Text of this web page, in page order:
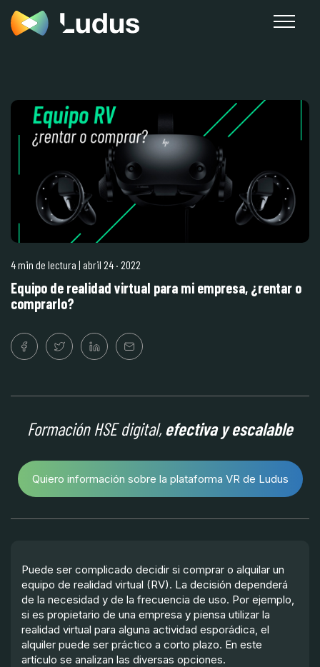
4 min de lectura | abril 24 · 2022
Equipo de realidad virtual para mi empresa, ¿rentar o
comprarlo?
Formación HSE digital,efectiva y escalable
Quiero información sobre la plataforma VR de Ludus
Puede ser complicado decidir si comprar o alquilar un
equipo de realidad virtual (RV). La decisión dependerá
de la necesidad y de la frecuencia de uso. Por ejemplo,
si es propietario de una empresa y piensa utilizar la
realidad virtual para alguna actividad esporádica, el
alquiler puede ser práctico a corto plazo. En este
artículo se analizan las diversas opciones.